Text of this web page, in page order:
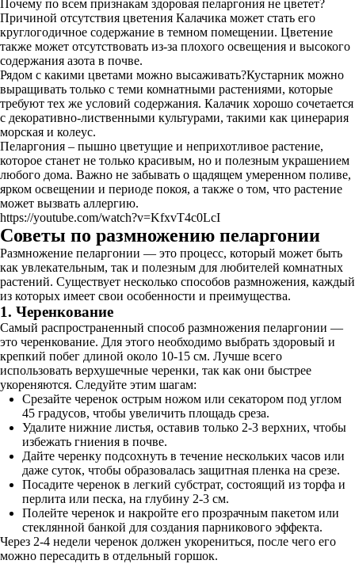
Почему по всем признакам здоровая пеларгония не цветет?
Причиной отсутствия цветения Калачика может стать его
круглогодичное содержание в темном помещении. Цветение
также может отсутствовать из-за плохого освещения и высокого
содержания азота в почве.
Рядом с какими цветами можно высаживать?Кустарник можно
выращивать только с теми комнатными растениями, которые
требуют тех же условий содержания. Калачик хорошо сочетается
с декоративно-лиственными культурами, такими как цинерария
морская и колеус.
Пеларгония – пышно цветущие и неприхотливое растение,
которое станет не только красивым, но и полезным украшением
любого дома. Важно не забывать о щадящем умеренном поливе,
ярком освещении и периоде покоя, а также о том, что растение
может вызвать аллергию.
https://youtube.com/watch?v=KfxvT4c0LcI
Советы по размножению пеларгонии
Размножение пеларгонии — это процесс, который может быть
как увлекательным, так и полезным для любителей комнатных
растений. Существует несколько способов размножения, каждый
из которых имеет свои особенности и преимущества.
1. Черенкование
Самый распространенный способ размножения пеларгонии —
это черенкование. Для этого необходимо выбрать здоровый и
крепкий побег длиной около 10-15 см. Лучше всего
использовать верхушечные черенки, так как они быстрее
укореняются. Следуйте этим шагам:
Срезайте черенок острым ножом или секатором под углом
45 градусов, чтобы увеличить площадь среза.
Удалите нижние листья, оставив только 2-3 верхних, чтобы
избежать гниения в почве.
Дайте черенку подсохнуть в течение нескольких часов или
даже суток, чтобы образовалась защитная пленка на срезе.
Посадите черенок в легкий субстрат, состоящий из торфа и
перлита или песка, на глубину 2-3 см.
Полейте черенок и накройте его прозрачным пакетом или
стеклянной банкой для создания парникового эффекта.
Через 2-4 недели черенок должен укорениться, после чего его
можно пересадить в отдельный горшок.